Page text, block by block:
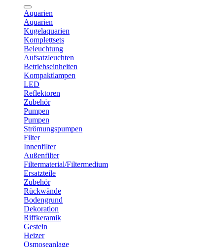
Aquarien
Aquarien
Kugelaquarien
Komplettsets
Beleuchtung
Aufsatzleuchten
Betriebseinheiten
Kompaktlampen
LED
Reflektoren
Zubehör
Pumpen
Pumpen
Strömungspumpen
Filter
Innenfilter
Außenfilter
Filtermaterial/Filtermedium
Ersatzteile
Zubehör
Rückwände
Bodengrund
Dekoration
Riffkeramik
Gestein
Heizer
Osmoseanlage